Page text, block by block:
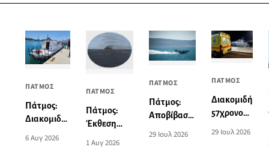
ΠΑΤΜΟΣ
Πάτμος:
Διακομιδή
στη Λέρο
6 Αυγ 2026
ΠΑΤΜΟΣ
Πάτμος:
Έκθεση
του Norman
1 Αυγ 2026
ΠΑΤΜΟΣ
Πάτμος:
Αποβίβαση
29 Ιουλ 2026
ΠΑΤΜΟΣ
Διακομιδή
57χρονου
29 Ιουλ 2026